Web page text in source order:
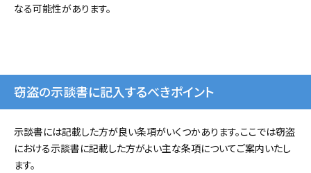
なる可能性があります。
窃盗の示談書に記入するべきポイント
示談書には記載した方が良い条項がいくつかあります。ここでは窃盗
における示談書に記載した方がよい主な条項についてご案内いたし
ます。